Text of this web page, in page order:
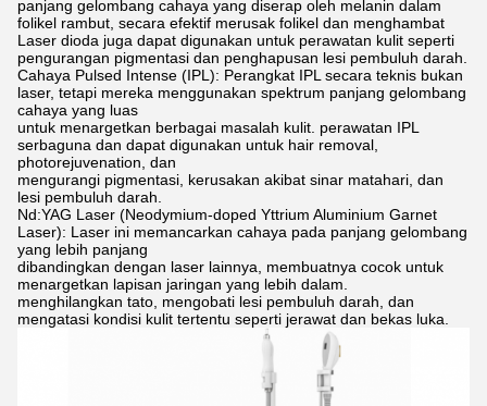
panjang gelombang cahaya yang diserap oleh melanin dalam
folikel rambut, secara efektif merusak folikel dan menghambat
Laser dioda juga dapat digunakan untuk perawatan kulit seperti
pengurangan pigmentasi dan penghapusan lesi pembuluh darah.
Cahaya Pulsed Intense (IPL): Perangkat IPL secara teknis bukan
laser, tetapi mereka menggunakan spektrum panjang gelombang
cahaya yang luas
untuk menargetkan berbagai masalah kulit. perawatan IPL
serbaguna dan dapat digunakan untuk hair removal,
photorejuvenation, dan
mengurangi pigmentasi, kerusakan akibat sinar matahari, dan
lesi pembuluh darah.
Nd:YAG Laser (Neodymium-doped Yttrium Aluminium Garnet
Laser): Laser ini memancarkan cahaya pada panjang gelombang
yang lebih panjang
dibandingkan dengan laser lainnya, membuatnya cocok untuk
menargetkan lapisan jaringan yang lebih dalam.
menghilangkan tato, mengobati lesi pembuluh darah, dan
mengatasi kondisi kulit tertentu seperti jerawat dan bekas luka.